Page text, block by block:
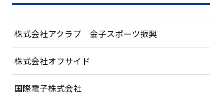
JLAについて
JLAグランドデザイン
株式会社アクラブ 金子スポーツ振興
株式会社オフサイド
国際電子株式会社